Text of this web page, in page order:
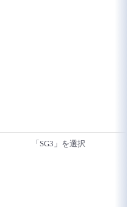
「SG3」を選択